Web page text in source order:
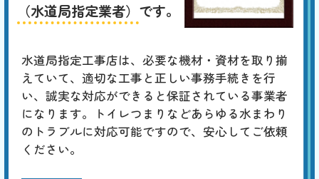
（水道局指定業者） です。
水道局指定工事店は、必要な機材・資材を取り揃
えていて、適切な工事と正しい事務手続きを行
い、誠実な対応ができると保証されている事業者
になります。トイレつまりなどあらゆる水まわり
のトラブルに対応可能ですので、安心してご依頼
ください。